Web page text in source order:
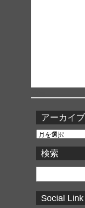
アーカイブ
ア
カ
イ
ブ
検索
検
Social Link